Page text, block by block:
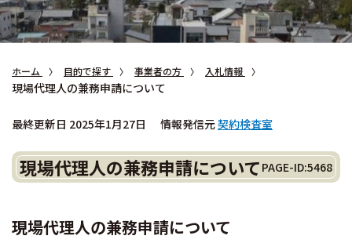
ホーム 目的で探す 事業者の方 入札情報
現場代理人の兼務申請について
最終更新日 2025年1月27日 情報発信元契約検査室
現場代理人の兼務申請について PAGE-ID:5468
現場代理人の兼務申請について